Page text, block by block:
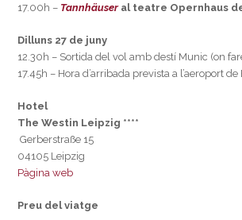
17.00h – Tannhäuseral teatre Opernhaus
Dilluns 27 de juny
12.30h – Sortida del vol amb destí Munic (on
17.45h – Hora d’arribada prevista a l’aeroport
Hotel
The Westin Leipzig ****
Gerberstraße 15
04105 Leipzig
Pàgina web
Preu del viatge